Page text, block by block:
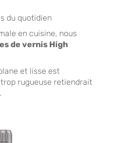
du quotidien
en cuisine, nous
de vernis High
et lisse est
rugueuse retiendrait